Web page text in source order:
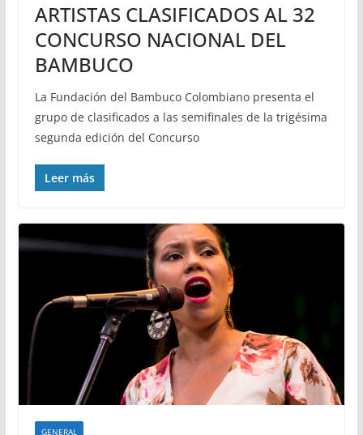
ARTISTAS CLASIFICADOS AL 32
CONCURSO NACIONAL DEL
BAMBUCO
La Fundación del Bambuco Colombiano presenta el
grupo de clasificados a las semifinales de la trigésima
segunda edición del Concurso
Leer más
GENERAL